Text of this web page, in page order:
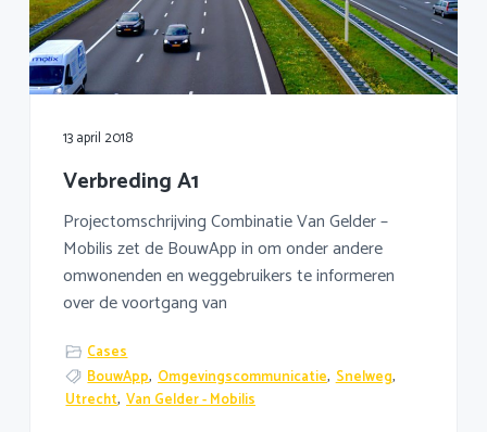
13 april 2018
Verbreding A1
Projectomschrijving Combinatie Van Gelder –
Mobilis zet de BouwApp in om onder andere
omwonenden en weggebruikers te informeren
over de voortgang van
Cases
BouwApp, Omgevingscommunicatie, Snelweg,
Utrecht, Van Gelder - Mobilis